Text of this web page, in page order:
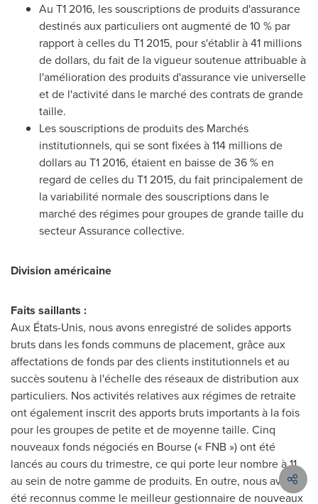
Au T1 2016, les souscriptions de produits d'assurance
destinés aux particuliers ont augmenté de 10 % par
rapport à celles du T1 2015, pour s'établir à 41 millions
de dollars, du fait de la vigueur soutenue attribuable à
l'amélioration des produits d'assurance vie universelle
et de l'activité dans le marché des contrats de grande
taille.
Les souscriptions de produits des Marchés
institutionnels, qui se sont fixées à 114 millions de
dollars au T1 2016, étaient en baisse de 36 % en
regard de celles du T1 2015, du fait principalement de
la variabilité normale des souscriptions dans le
marché des régimes pour groupes de grande taille du
secteur Assurance collective.
Division américaine
Faits saillants :
Aux États-Unis, nous avons enregistré de solides apports
bruts dans les fonds communs de placement, grâce aux
affectations de fonds par des clients institutionnels et au
succès soutenu à l'échelle des réseaux de distribution aux
particuliers. Nos activités relatives aux régimes de retraite
ont également inscrit des apports bruts importants à la fois
pour les groupes de petite et de moyenne taille. Cinq
nouveaux fonds négociés en Bourse (« FNB ») ont été
lancés au cours du trimestre, ce qui porte leur nombre à 11
au sein de notre gamme de produits. En outre, nous avons
été reconnus comme le meilleur gestionnaire de nouveaux